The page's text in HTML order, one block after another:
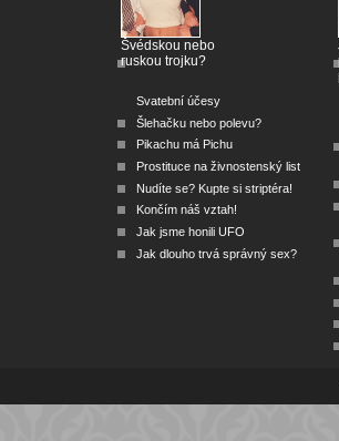
Švédskou nebo
ruskou trojku?
Svatební účesy
Šlehačku nebo polevu?
Pikachu má Pichu
Prostituce na živnostenský list
Nudíte se? Kupte si striptéra!
Končím náš vztah!
Jak jsme honili UFO
Jak dlouho trvá správný sex?